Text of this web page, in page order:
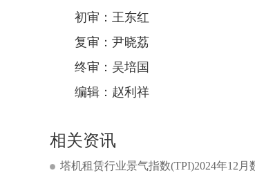
初审：王东红
复审：尹晓荔
终审：吴培国
编辑：赵利祥
相关资讯
塔机租赁行业景气指数(TPI)2024年12月